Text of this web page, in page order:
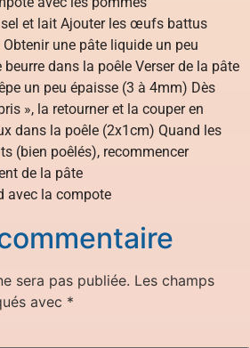
et lait Ajouter les œufs battus
une pâte liquide un peu
dans la poêle Verser de la pâte
un peu épaisse (3 à 4mm) Dès
», la retourner et la couper en
dans la poêle (2x1cm) Quand les
(bien poêlés), recommencer
de la pâte
avec la compote
sera pas publiée. Les champs
avec *